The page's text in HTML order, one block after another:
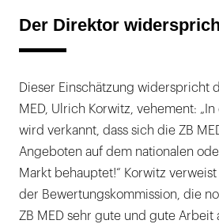
Der Direktor
Dieser Einschätzung widerspricht
MED, Ulrich Korwitz, vehement:
wird verkannt, dass sich die ZB
Angeboten auf dem nationalen
Markt behauptet!“ Korwitz
der Bewertungskommission, die
ZB MED sehr gute und gute Arbeit